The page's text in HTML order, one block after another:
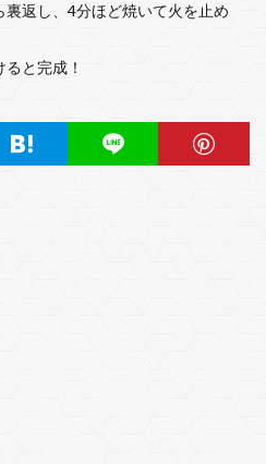
裏返し、4分ほど焼いて火を止め
と完成！